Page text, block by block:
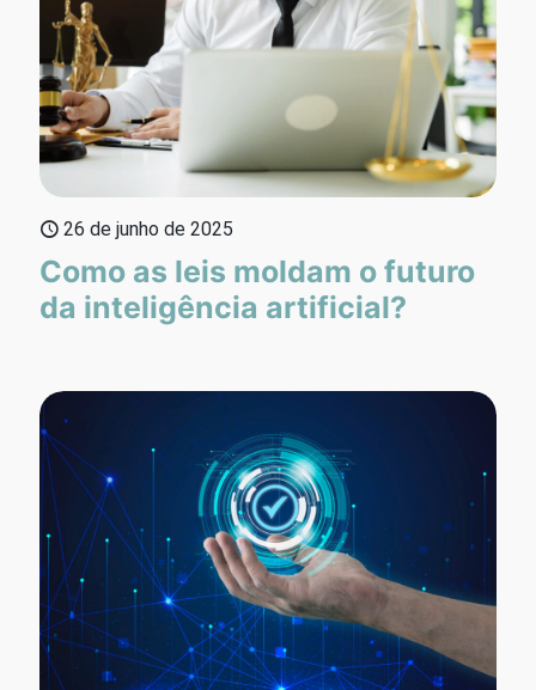
26 de junho de 2025
Como as leis moldam o futuro
da inteligência artificial?